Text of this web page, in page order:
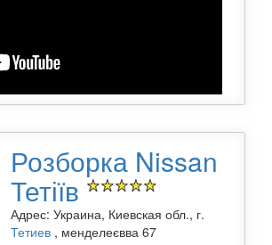
Розборка Nissan
Тетіїв
Адрес: Украина, Киевская обл., г.
Тетиев , менделеєвва 67